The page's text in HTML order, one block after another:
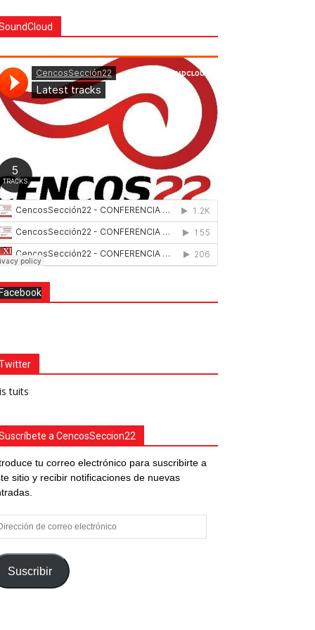
Facebook
tuits
a CencosSeccion22
tu correo electrónico para suscribirte a
sitio y recibir notificaciones de nuevas
Suscribir